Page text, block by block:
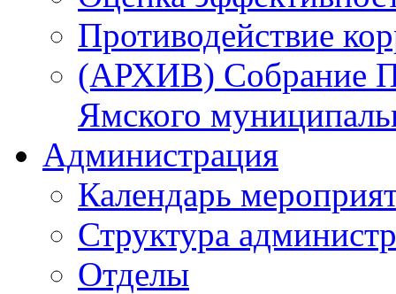
Противодействие
(АРХИВ) Собрание
Ямского
Администрация
Календарь
Структура
Отделы